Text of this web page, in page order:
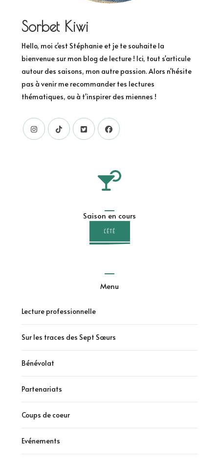
Sorbet Kiwi
Hello, moi c'est Stéphanie et je te souhaite la
bienvenue sur mon blog de lecture ! Ici, tout s'articule
autour des saisons, mon autre passion. Alors n'hésite
pas à venir me recommander tes lectures
thématiques, ou à t'inspirer des miennes !
Saison en cours
L'ÉTÉ
Menu
Lecture professionnelle
Sur les traces des Sept Sœurs
Bénévolat
Partenariats
Coups de coeur
Evénements